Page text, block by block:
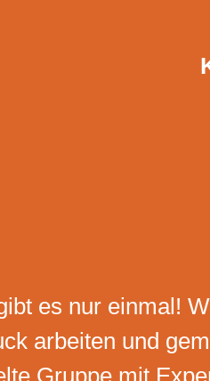
es nur einmal!
arbeiten und
Gruppe mit